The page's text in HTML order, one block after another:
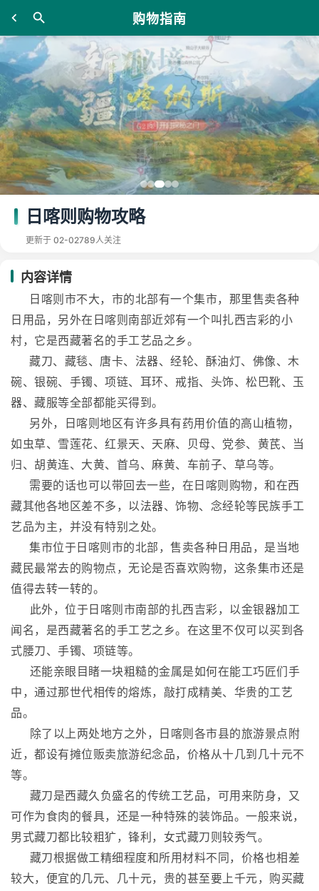
购物指南
日喀则购物攻略
更新于 02-02789人关注
内容详情
日喀则市不大，市的北部有一个集市，那里售卖各种
日用品，另外在日喀则南部近郊有一个叫扎西吉彩的小
村，它是西藏著名的手工艺品之乡。
藏刀、藏毯、唐卡、法器、经轮、酥油灯、佛像、木
碗、银碗、手镯、项链、耳环、戒指、头饰、松巴靴、玉
器、藏服等全部都能买得到。
另外，日喀则地区有许多具有药用价值的高山植物，
如虫草、雪莲花、红景天、天麻、贝母、党参、黄芪、当
归、胡黄连、大黄、首乌、麻黄、车前子、草乌等。
需要的话也可以带回去一些，在日喀则购物，和在西
藏其他各地区差不多，以法器、饰物、念经轮等民族手工
艺品为主，并没有特别之处。
集市位于日喀则市的北部，售卖各种日用品，是当地
藏民最常去的购物点，无论是否喜欢购物，这条集市还是
值得去转一转的。
此外，位于日喀则市南部的扎西吉彩，以金银器加工
闻名，是西藏著名的手工艺之乡。在这里不仅可以买到各
式腰刀、手镯、项链等。
还能亲眼目睹一块粗糙的金属是如何在能工巧匠们手
中，通过那世代相传的熔炼，敲打成精美、华贵的工艺
品。
除了以上两处地方之外，日喀则各市县的旅游景点附
近，都设有摊位贩卖旅游纪念品，价格从十几到几十元不
等。
藏刀是西藏久负盛名的传统工艺品，可用来防身，又
可作为食肉的餐具，还是一种特殊的装饰品。一般来说，
男式藏刀都比较粗犷，锋利，女式藏刀则较秀气。
藏刀根据做工精细程度和所用材料不同，价格也相差
较大，便宜的几元、几十元，贵的甚至要上千元，购买藏